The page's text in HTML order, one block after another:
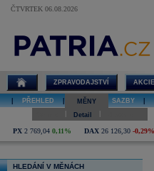
ČTVRTEK 06.08.2026
USD/EUR
ZPRAVODAJSTVÍ
PŘEHLED MĚNY SAZBY
MĚNY
Detail
PX 2 769,04 0,11% DAX 26 126,30 -0,29%
HLEDÁNÍ V MĚNÁCH